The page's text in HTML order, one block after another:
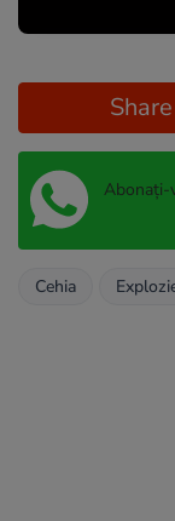
Share
Abonați-
Cehia